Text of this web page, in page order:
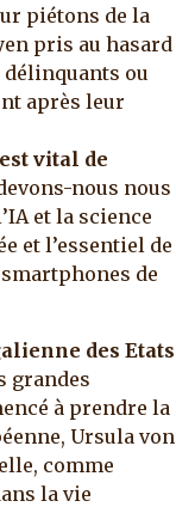
piétons de la
pris au hasard
délinquants ou
après leur
vital de
nous nous
et la science
et l’essentiel de
de
des Etats
grandes
à prendre la
Ursula von
comme
la vie